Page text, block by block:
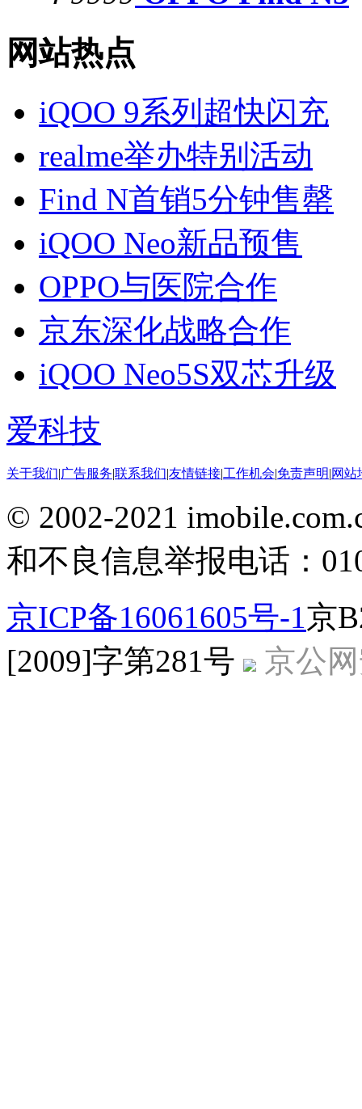
网站热点
iQOO 9系列超快闪充
realme举办特别活动
Find N首销5分钟售罄
iQOO Neo新品预售
OPPO与医院合作
京东深化战略合作
iQOO Neo5S双芯升级
爱科技
关于我们|广告服务|联系我们|友情链接|工作机会|免责声明|网站
© 2002-2021
和不良信息举报电话：
京ICP备16061605号-1 京
[2009]字第281号
京公